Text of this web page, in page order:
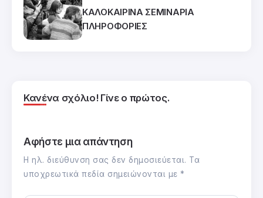
ΚΑΛΟΚΑΙΡΙΝΑ ΣΕΜΙΝΑΡΙΑ
ΠΛΗΡΟΦΟΡΙΕΣ
Κανένα σχόλιο! Γίνε ο πρώτος.
Αφήστε μια απάντηση
Η ηλ. διεύθυνση σας δεν δημοσιεύεται. Τα
υποχρεωτικά πεδία σημειώνονται με *